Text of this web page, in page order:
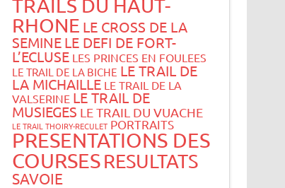
TRAILS DU HAUT-
RHONE LE CROSS DE LA
SEMINE LE DEFI DE FORT-
L’ECLUSE LES PRINCES EN FOULEES
LE TRAIL DE LA BICHE LE TRAIL DE
LA MICHAILLE LE TRAIL DE LA
VALSERINE LE TRAIL DE
MUSIEGES LE TRAIL DU VUACHE
LE TRAIL THOIRY-RECULET PORTRAITS
PRESENTATIONS DES
COURSESRESULTATS
SAVOIE